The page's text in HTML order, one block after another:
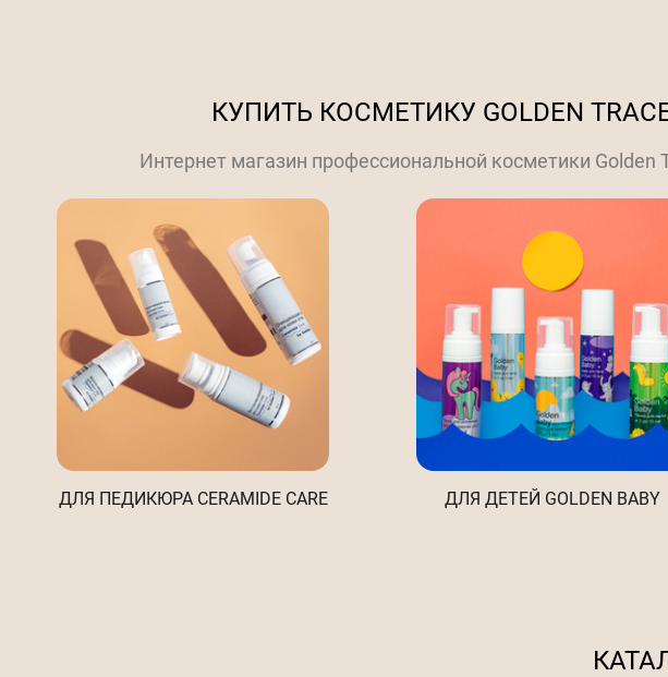
КУПИТЬ КОСМЕТИКУ GOLDEN
Интернет магазин профессиональной косметики
ДЛЯ ПЕДИКЮРА CERAMIDE CARE ДЛЯ ДЕТЕЙ GOLDEN BABY